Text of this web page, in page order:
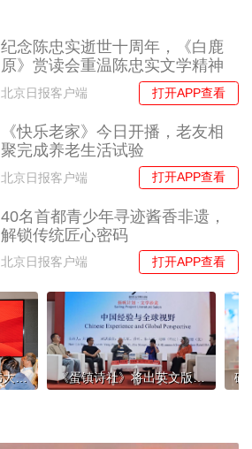
纪念陈忠实逝世十周年，《白鹿
原》赏读会重温陈忠实文学精神
北京日报客户端 打开APP查看
《快乐老家》今日开播，老友相
聚完成养老生活试验
北京日报客户端 打开APP查看
40名首都青少年寻迹酱香非遗，
解锁传统匠心密码
北京日报客户端 打开APP查看
《传承与弘扬——从伟大建党精神到长征精神》出版 《蛋镇诗社》将出英文版，汉学家称中国当代文学送译者的最大礼物是“幽默”